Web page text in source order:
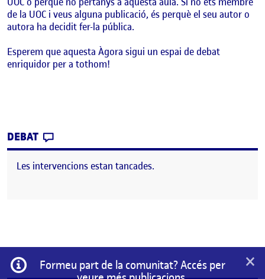
de la UOC i veus alguna publicació, és perquè el seu autor o
autora ha decidit fer-la pública.
Esperem que aquesta Àgora sigui un espai de debat
enriquidor per a tothom!
DEBAT
Les intervencions estan tancades.
Informació
Formeu part de la comunitat? Accés per
×